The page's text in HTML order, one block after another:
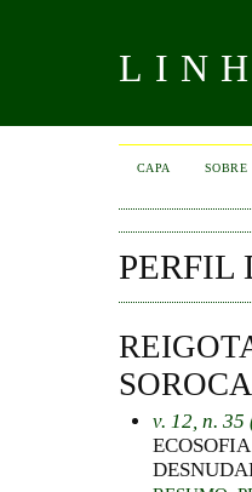
CAPA SOBRE
PERFIL
v. 12, n.